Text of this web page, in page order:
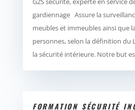
gardiennage Assure la
meubles et immeubles ainsi que
personnes, selon la définition du
la sécurité intérieure. Notre but
FORMATION SÉCURITÉ